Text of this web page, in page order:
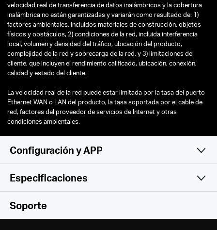
velocidad real de transferencia de datos inalámbricos y la cobertura
inalámbrica no están garantizadas y variarán como resultado de: 1)
factores ambientales, incluidos materiales de construcción, objetos
físicos y obstáculos, 2) condiciones de la red, incluida interferencia
local, volumen y densidad del tráfico, ubicación del producto,
complejidad de la red y sobrecarga de la red, y 3) limitaciones del
cliente, que incluyen el rendimiento calificado, ubicación, conexión,
calidad y estado del cliente.
La velocidad real de la red puede estar limitada por la tasa del puerto
Ethernet WAN o LAN del producto, la tasa soportada por el cable de
red, factores del proveedor de servicios de Internet y otras
condiciones ambientales.
Configuración y APP
Sencillo y Funcional
Especificaciones
Inalámbrico
Soporte